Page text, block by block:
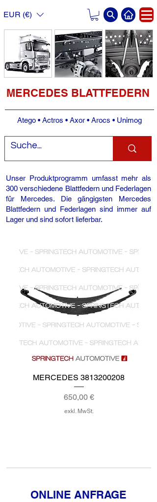
EUR (€)
MERCEDES BLATTFEDERN
Atego • Actros • Axor • Arocs • Unimog
Unser Produktprogramm umfasst mehr als
300 verschiedene Blattfedern und Federlagen
für Mercedes. Die gängigsten Mercedes
Blattfedern und Federlagen sind immer auf
Lager und sind sofort lieferbar.
MERCEDES 3813200208
Preis
650,00 €
exkl. MwSt.
ONLINE ANFRAGE